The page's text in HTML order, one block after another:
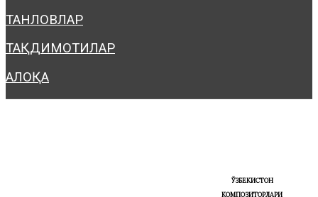
ТАНЛОВЛАР
ТАҚДИМОТИЛАР
АЛОҚА
ЎЗБЕКИСТОН
КОМПОЗИТОРЛАРИ